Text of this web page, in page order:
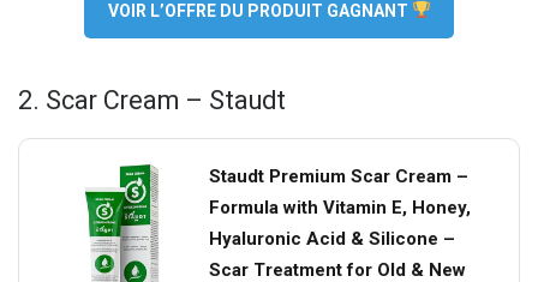
VOIR L’OFFRE DU PRODUIT GAGNANT
2. Scar Cream – Staudt
Staudt Premium Scar Cream –
Formula with Vitamin E, Honey,
Hyaluronic Acid & Silicone –
Scar Treatment for Old & New